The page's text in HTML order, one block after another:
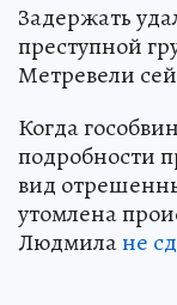
Задержать
преступной
Метревели
Когда
подробности
вид
утомлена
Людмилане